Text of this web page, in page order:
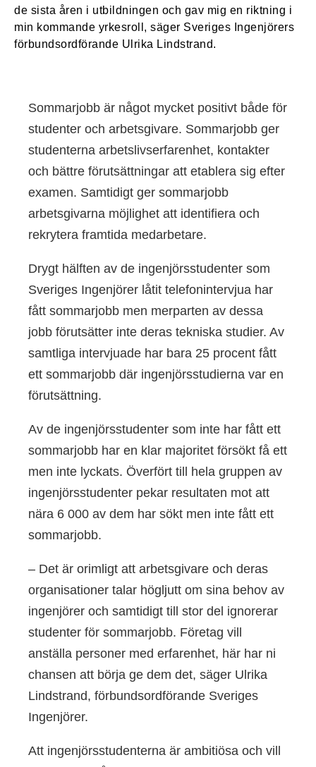
de sista åren i utbildningen och gav mig en riktning i
min kommande yrkesroll, säger Sveriges Ingenjörers
förbundsordförande Ulrika Lindstrand.
Sommarjobb är något mycket positivt både för
studenter och arbetsgivare. Sommarjobb ger
studenterna arbetslivserfarenhet, kontakter
och bättre förutsättningar att etablera sig efter
examen. Samtidigt ger sommarjobb
arbetsgivarna möjlighet att identifiera och
rekrytera framtida medarbetare.
Drygt hälften av de ingenjörsstudenter som
Sveriges Ingenjörer låtit telefonintervjua har
fått sommarjobb men merparten av dessa
jobb förutsätter inte deras tekniska studier. Av
samtliga intervjuade har bara 25 procent fått
ett sommarjobb där ingenjörsstudierna var en
förutsättning.
Av de ingenjörsstudenter som inte har fått ett
sommarjobb har en klar majoritet försökt få ett
men inte lyckats. Överfört till hela gruppen av
ingenjörsstudenter pekar resultaten mot att
nära 6 000 av dem har sökt men inte fått ett
sommarjobb.
– Det är orimligt att arbetsgivare och deras
organisationer talar högljutt om sina behov av
ingenjörer och samtidigt till stor del ignorerar
studenter för sommarjobb. Företag vill
anställa personer med erfarenhet, här har ni
chansen att börja ge dem det, säger Ulrika
Lindstrand, förbundsordförande Sveriges
Ingenjörer.
Att ingenjörsstudenterna är ambitiösa och vill